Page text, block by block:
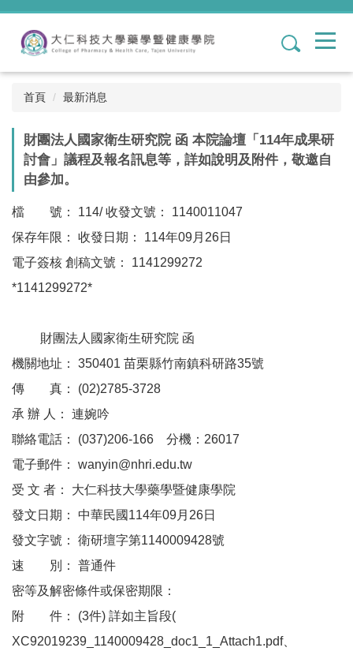
跳
內
1
首頁 最新消息
財團法人國家衛生研究院 函 本院論壇「114年成果研
討會」議程及報名訊息等，詳如說明及附件，敬邀自
由參加。
檔 號： 114/ 收發文號： 1140011047
保存年限： 收發日期： 114年09月26日
電子簽核 創稿文號： 1141299272
*1141299272*
財團法人國家衛生研究院 函
機關地址： 350401 苗栗縣竹南鎮科研路35號
傳 真： (02)2785-3728
承 辦 人： 連婉吟
聯絡電話： (037)206-166 分機：26017
電子郵件： wanyin@nhri.edu.tw
受 文 者： 大仁科技大學藥學暨健康學院
發文日期： 中華民國114年09月26日
發文字號： 衛研壇字第1140009428號
速 別： 普通件
密等及解密條件或保密期限：
附 件： (3件) 詳如主旨段(
XC92019239_1140009428_doc1_1_Attach1.pdf、